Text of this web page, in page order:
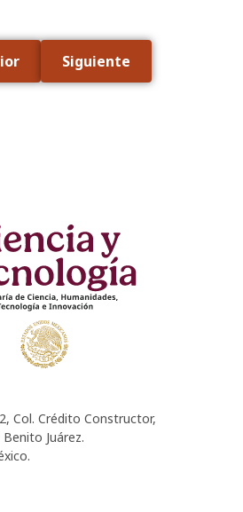
Siguiente
Col. Crédito Constructor,
Juárez.